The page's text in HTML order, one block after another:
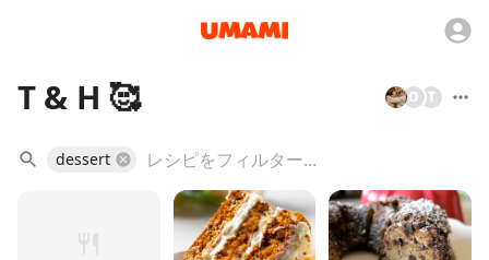
T & H 🥰 T
O
dessert